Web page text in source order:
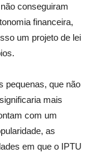
conseguiram
financeira,
um projeto de lei
pequenas, que não
mais
com um
as
em que o IPTU